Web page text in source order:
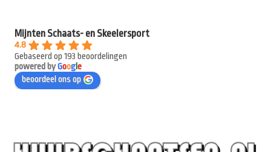
Mijnten Schaats- en Skeelersport
4.8
Gebaseerd op 193 beoordelingen
powered byGooge
beoordeel ons op